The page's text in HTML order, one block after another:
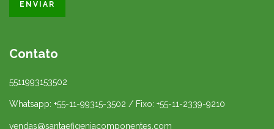
Contato
5511993153502
Whatsapp: +55-11-99315-3502 / Fixo: +55-11-2339-9210
vendas@santaefigeniacomponentes.com